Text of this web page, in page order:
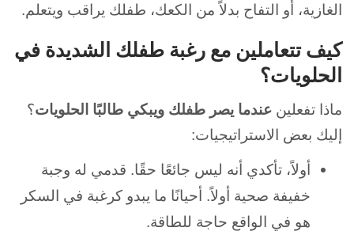
الغازية، أو التفاح بدلاً من الكعك، طفلك يراقب ويتعلم.
كيف تتعاملين مع رغبة طفلك الشديدة في
الحلويات؟
ماذا تفعلين عندما يصر طفلك ويبكي طالبًا الحلويات؟
إليك بعض الاستراتيجيات:
أولاً، تأكدي أنه ليس جائعًا حقًا. قدمي له وجبة
خفيفة صحية أولاً. أحيانًا ما يبدو كرغبة في السكر
هو في الواقع حاجة للطاقة.